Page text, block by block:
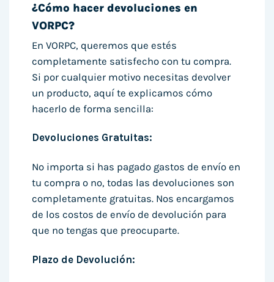
¿Cómo hacer devoluciones en
VORPC?
En VORPC, queremos que estés
completamente satisfecho con tu compra.
Si por cualquier motivo necesitas devolver
un producto, aquí te explicamos cómo
hacerlo de forma sencilla:
Devoluciones Gratuitas:
No importa si has pagado gastos de envío en
tu compra o no, todas las devoluciones son
completamente gratuitas. Nos encargamos
de los costos de envío de devolución para
que no tengas que preocuparte.
Plazo de Devolución: